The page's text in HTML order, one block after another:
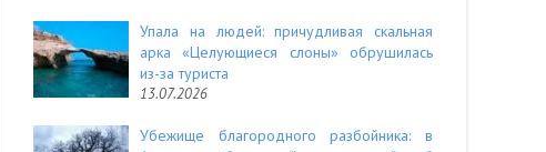
Упала на людей: причудливая скальная
арка «Целующиеся слоны» обрушилась
из-за туриста
13.07.2026
Убежище благородного разбойника: в